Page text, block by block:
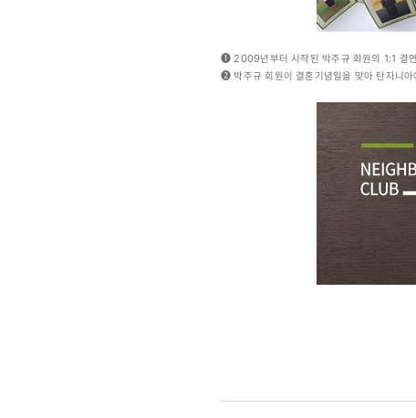
❶ 2009년부터 시작된 박주규 회원의 1:1 결
❷ 박주규 회원이 결혼기념일을 맞아 탄자니